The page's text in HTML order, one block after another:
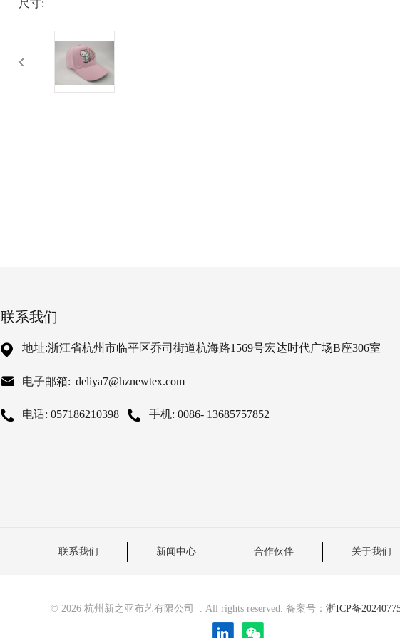
尺寸:
联系我们
地址:浙江省杭州市临平区乔司街道杭海路1569号宏达时代广场B座306室
电子邮箱: deliya7@hznewtex.com
电话: 057186210398 手机: 0086- 13685757852
联系我们 新闻中心 合作伙伴
关于我们
© 2026 杭州新之亚布艺有限公司 . All rights reserved. 备案号： 浙ICP备